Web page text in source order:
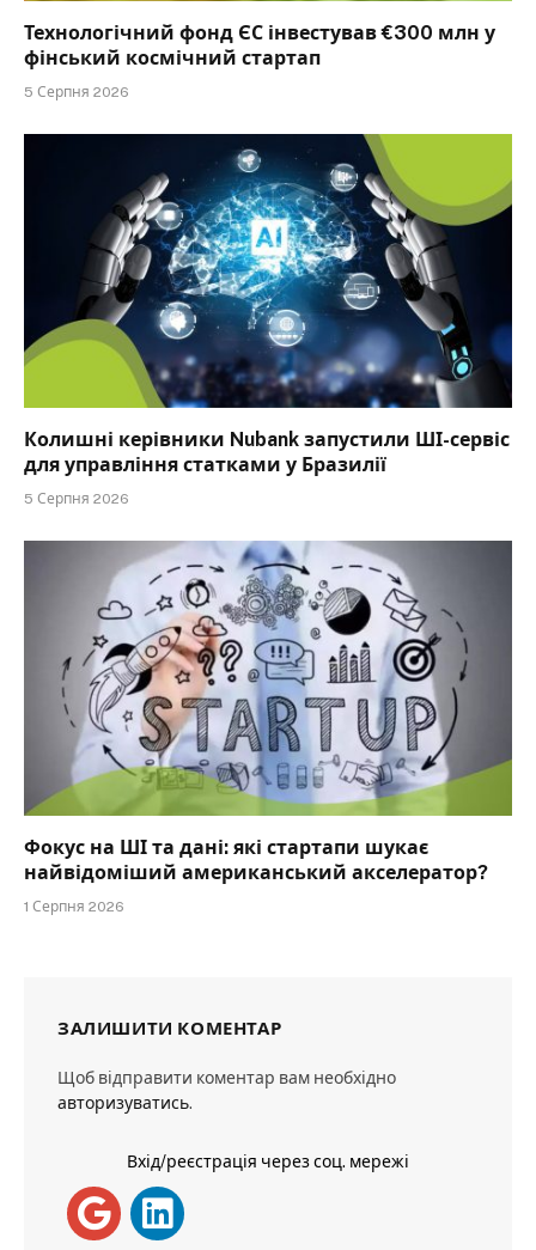
Технологічний фонд ЄС інвестував €300 млн у
фінський космічний стартап
5 Серпня 2026
Колишні керівники Nubank запустили ШІ-сервіс
для управління статками у Бразилії
5 Серпня 2026
Фокус на ШІ та дані: які стартапи шукає
найвідоміший американський акселератор?
1 Серпня 2026
ЗАЛИШИТИ КОМЕНТАР
Щоб відправити коментар вам необхідно
авторизуватись.
Вхід/реєстрація через соц. мережі